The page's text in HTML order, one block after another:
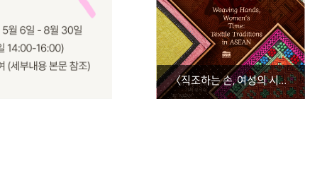
〈직조하는 손, 여성의 시간: 아세안의 직물공예〉